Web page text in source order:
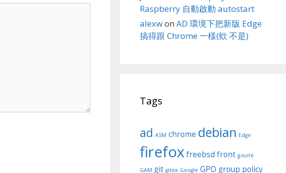
Raspberry 自動啟動 autostart
alexwon AD 環境下把新版 Edge
搞得跟 Chrome 一樣(欸 不是)
Tags
ad ASM chrome debian Edge
firefoxfreebsd front g-suite
GAM git gitea Google GPO group policy